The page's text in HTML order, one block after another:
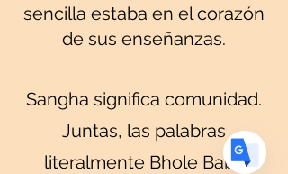
sencilla estaba en el corazón
de sus enseñanzas.
Sangha significa comunidad.
Juntas, las palabras
literalmente Bhole Baba
FRFrench· Français
German· Deutsch